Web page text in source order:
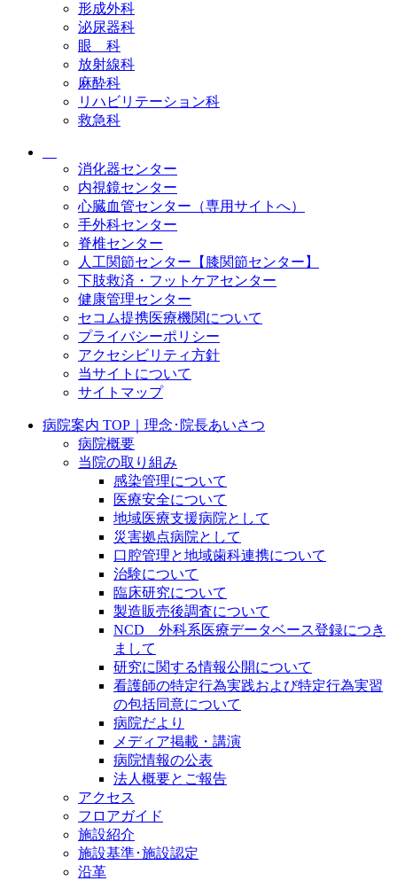
形成外科
泌尿器科
眼 科
放射線科
麻酔科
リハビリテーション科
救急科
消化器センター
内視鏡センター
心臓血管センター（専用サイトへ）
手外科センター
脊椎センター
人工関節センター【膝関節センター】
下肢救済・フットケアセンター
健康管理センター
セコム提携医療機関について
プライバシーポリシー
アクセシビリティ方針
当サイトについて
サイトマップ
病院案内 TOP｜理念･院長あいさつ
病院概要
当院の取り組み
感染管理について
医療安全について
地域医療支援病院として
災害拠点病院として
口腔管理と地域歯科連携について
治験について
臨床研究について
製造販売後調査について
NCD 外科系医療データベース登録につき
まして
研究に関する情報公開について
看護師の特定行為実践および特定行為実習
の包括同意について
病院だより
メディア掲載・講演
病院情報の公表
法人概要とご報告
アクセス
フロアガイド
施設紹介
施設基準･施設認定
沿革